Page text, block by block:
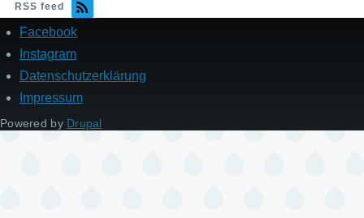
RSS feed
Fußzeile
Facebook
Instagram
Datenschutzerklärung
Impressum
Powered by Drupal